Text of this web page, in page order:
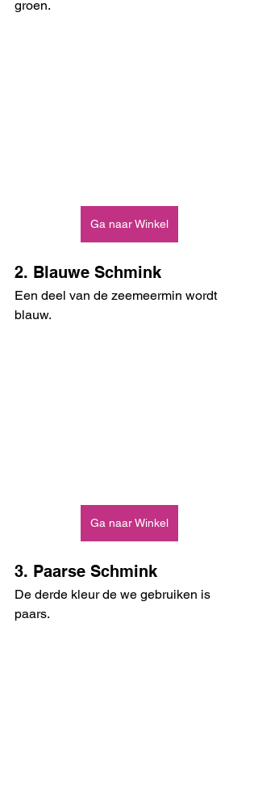
groen.
Ga naar Winkel
2. Blauwe Schmink
Een deel van de zeemeermin wordt
blauw.
Ga naar Winkel
3. Paarse Schmink
De derde kleur de we gebruiken is
paars.